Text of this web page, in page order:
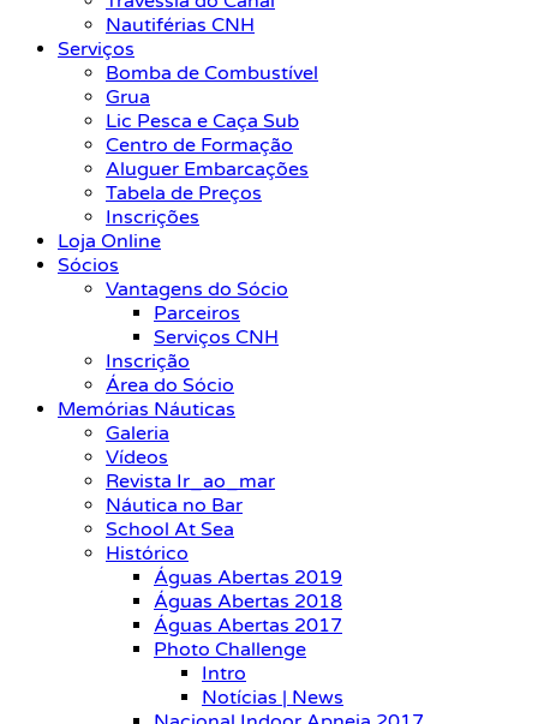
Nautiférias CNH
Serviços
Bomba de Combustível
Grua
Lic Pesca e Caça Sub
Centro de Formação
Aluguer Embarcações
Tabela de Preços
Inscrições
Loja Online
Sócios
Vantagens do Sócio
Parceiros
Serviços CNH
Inscrição
Área do Sócio
Memórias Náuticas
Galeria
Vídeos
Revista Ir_ao_mar
Náutica no Bar
School At Sea
Histórico
Águas Abertas 2019
Águas Abertas 2018
Águas Abertas 2017
Photo Challenge
Intro
Notícias | News